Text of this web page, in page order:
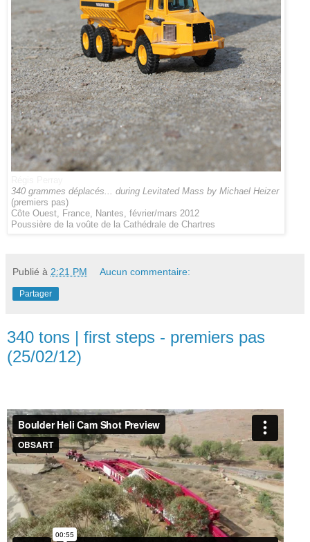
340 grammes déplacés... during Levitated Mass by Michael Heizer
(premiers pas)
Côte Ouest, France, Nantes, février/mars 2012
Poussière de la voûte de la Cathédrale de Chartres
Publié à 2:21 PM Aucun commentaire:
Partager
340 tons | first steps - premiers pas
(25/02/12)